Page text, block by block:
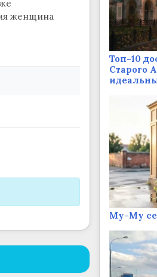
женщина
Топ-10
Старого
Му-Му